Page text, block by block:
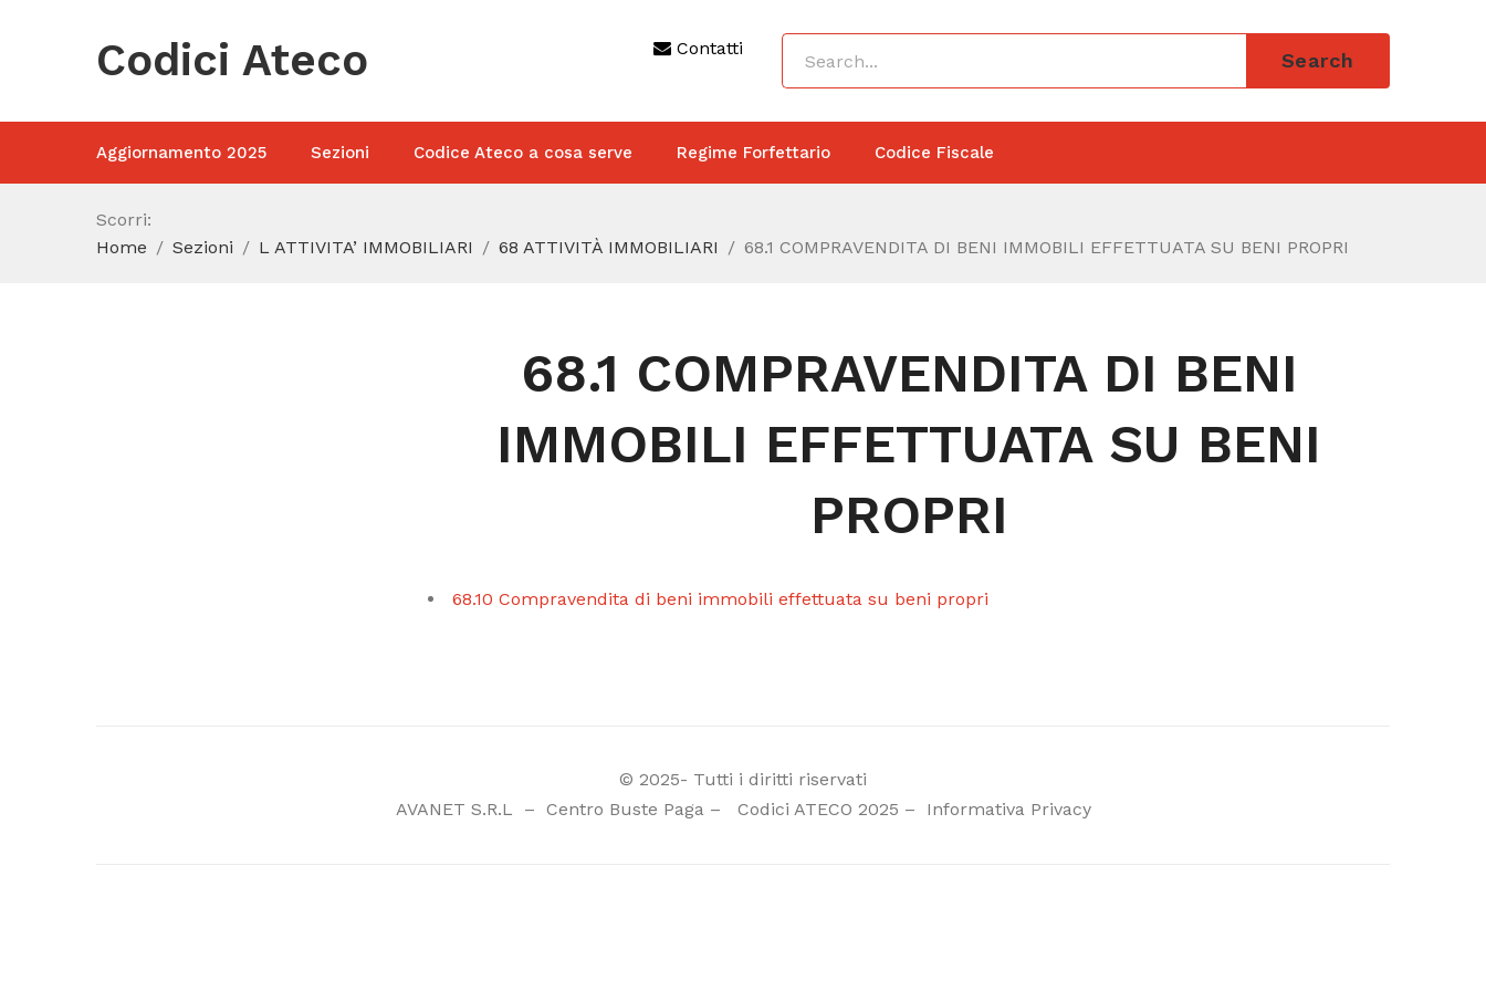
Codici Ateco Contatti
Search
Aggiornamento 2025 Sezioni Codice Ateco a cosa serve Regime Forfettario Codice Fiscale
Scorri:
Home
Sezioni L ATTIVITA’ IMMOBILIARI 68 ATTIVITÀ IMMOBILIARI 68.1 COMPRAVENDITA DI BENI IMMOBILI EFFETTUATA SU BENI PROPRI
68.1 COMPRAVENDITA DI BENI
IMMOBILI EFFETTUATA SU BENI
PROPRI
68.10 Compravendita di beni immobili effettuata su beni propri
© 2025- Tutti i diritti riservati
AVANET S.R.L
– Centro Buste Paga– Codici ATECO 2025 – Informativa Privacy